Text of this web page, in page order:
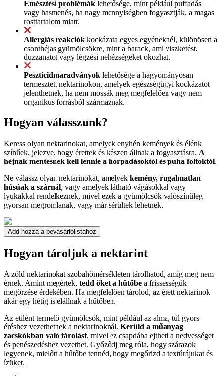
Emésztési problémák lehetősége, mint például puffadás
vagy hasmenés, ha nagy mennyiségben fogyasztják, a magas
rosttartalom miatt.
Allergiás reakciók kockázata egyes egyéneknél, különösen a
csonthéjas gyümölcsökre, mint a barack, ami viszketést,
duzzanatot vagy légzési nehézségeket okozhat.
Peszticidmaradványok lehetősége a hagyományosan
termesztett nektarinokon, amelyek egészségügyi kockázatot
jelenthetnek, ha nem mossák meg megfelelően vagy nem
organikus forrásból származnak.
Hogyan válasszunk?
Keress olyan nektarinokat, amelyek enyhén kemények és élénk
színűek, jelezve, hogy érettek és készen állnak a fogyasztásra. A
héjnak mentesnek kell lennie a horpadásoktól és puha foltoktól.
Ne válassz olyan nektarinokat, amelyek kemény, rugalmatlan
húsúak a szárnál, vagy amelyek látható vágásokkal vagy
lyukakkal rendelkeznek, mivel ezek a gyümölcsök valószínűleg
gyorsan megromlanak, vagy már sérültek lehetnek.
Add hozzá a bevásárlólistához
Hogyan tároljuk a nektarint
A zöld nektarinokat szobahőmérsékleten tárolhatod, amíg meg nem
érnek. Amint megértek, tedd őket a hűtőbe a frissességük
megőrzése érdekében. Ha megfelelően tárolod, az érett nektarinok
akár egy hétig is elállnak a hűtőben.
Az etilént termelő gyümölcsök, mint például az alma, túl gyors
éréshez vezethetnek a nektarinoknál. Kerüld a műanyag
zacskókban való tárolást, mivel ez csapdába ejtheti a nedvességet
és penészedéshez vezethet. Győződj meg róla, hogy szárazok
legyenek, mielőtt a hűtőbe tennéd, hogy megőrizd a textúrájukat és
ízüket.